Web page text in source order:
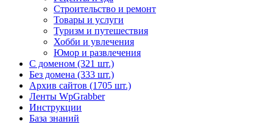
Строительство и ремонт
Товары и услуги
Туризм и путешествия
Хобби и увлечения
Юмор и развлечения
С доменом (321 шт.)
Без домена (333 шт.)
Архив сайтов (1705 шт.)
Ленты WpGrabber
Инструкции
База знаний